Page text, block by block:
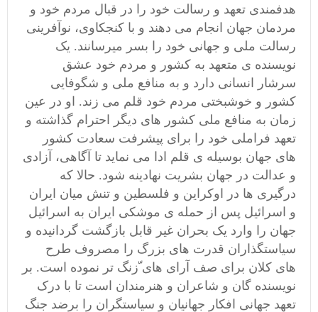
هدفمندی تعهد و رسالت خود را در قبال مردم خود و
مردمان جهان انجام می دهند و با کنجکاوی، نوآفرینی
رسالت ملی و جهانی خود را بسر میرسانند‌. یک
نویسنده ی متعهد به کشور و مردم خود عشق
سرشار انسانی دارد و به‌ منافع ملی و شگوفایی
کشور و خوشبختی مردم خود قلم می زند. او در عین
زمان به منافع ملی کشور های دیگر احترام گذاشته و
تعهد فراملی خود را برای پیشرفت سعادت کشور
های جهان بوسیله ی قلم ادا می نماید تا آگاهی، آزادی
و عدالت در جهان بشریت نهادینه شود. حالا که
درگیری ها در اوکراین و فلسطین و تنش میان ایران
و اسرائیل پس از حمله ی موشکی ایران به اسرائیل
جهان را وارد یک بحران غیر قابل بازگشت گردانیده و
سیاستگذاران قدرت های بزرگ را مصروف طرح
های کلان برای صف آرای های ّزنگ تر نموده است. بر
نویسنده گان و شاعران و هنرمندان است تا با درک
تعهد جهانی افکار جهانیان و سیاستگران را برضد جنگ